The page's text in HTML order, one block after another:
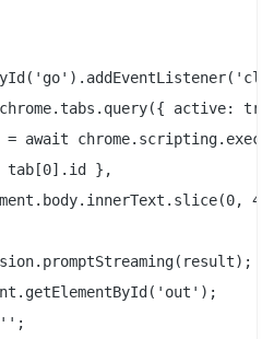
active:
= await
tab[0].id },